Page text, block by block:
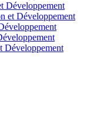
Développement
et Développement
Développement